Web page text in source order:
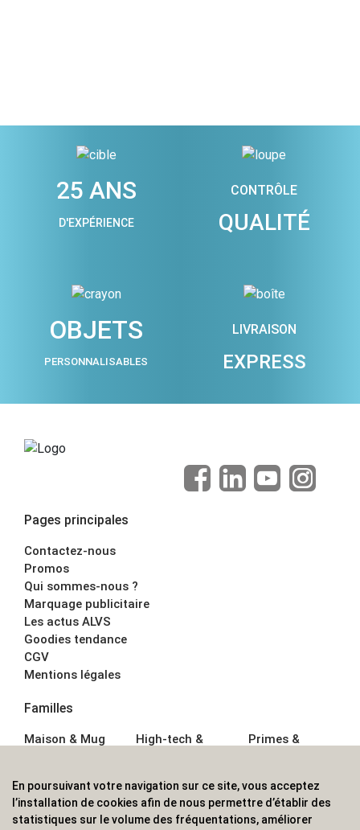
25 ANS
D'EXPÉRIENCE
CONTRÔLE
QUALITÉ
OBJETS
PERSONNALISABLES
LIVRAISON
EXPRESS
Pages principales
Contactez-nous
Promos
Qui sommes-nous ?
Marquage publicitaire
Les actus ALVS
Goodies tendance
CGV
Mentions légales
Familles
Maison & Mug
Écriture
Bagagerie sacs
High-tech &
Sport &
Outdoor
Primes &
Boisson
Textile &
En poursuivant votre navigation sur ce site, vous acceptez
l’installation de cookies afin de nous permettre d’établir des
statistiques sur le volume des fréquentations, améliorer